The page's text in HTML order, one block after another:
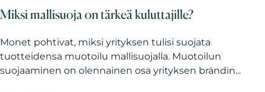
Miksi mallisuoja on tärkeä kuluttajille?
Monet pohtivat, miksi yrityksen tulisi suojata
tuotteidensa muotoilu mallisuojalla. Muotoilun
suojaaminen on olennainen osa yrityksen brändin...